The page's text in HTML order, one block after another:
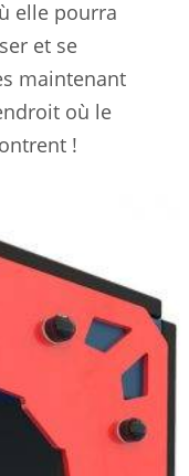
elle pourra
et se
maintenant
où le
!